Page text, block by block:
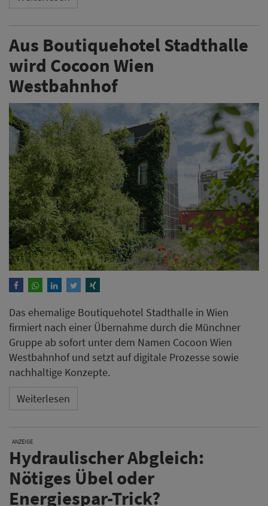
Aus Boutiquehotel Stadthalle
wird Cocoon Wien
Westbahnhof
Das ehemalige Boutiquehotel Stadthalle in Wien
firmiert nach einer Übernahme durch die Münchner
Gruppe ab sofort unter dem Namen Cocoon Wien
Westbahnhof und setzt auf digitale Prozesse sowie
nachhaltige Konzepte.
Weiterlesen
ANZEIGE
Hydraulischer Abgleich:
Nötiges Übel oder
Energiespar-Trick?